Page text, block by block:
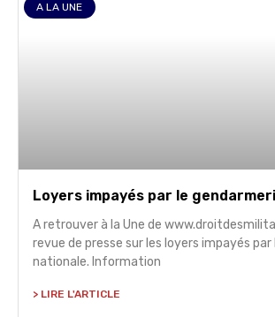
A LA UNE
Loyers impayés par le
A retrouver à la Une de
revue de presse sur les loyers impayés
nationale. Information
> LIRE L'ARTICLE